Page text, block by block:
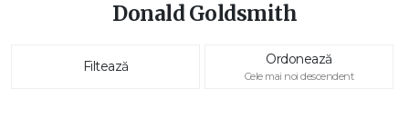
Donald Goldsmith
Filtează Ordonează
Cele mai noi descendent